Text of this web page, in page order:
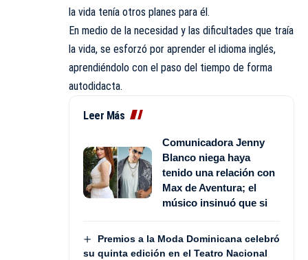
la vida tenía otros planes para él.
En medio de la necesidad y las dificultades que traía
la vida, se esforzó por aprender el idioma inglés,
aprendiéndolo con el paso del tiempo de forma
autodidacta.
Leer Más
Comunicadora Jenny
Blanco niega haya
tenido una relación con
Max de Aventura; el
músico insinuó que si
Premios a la Moda Dominicana celebró
su quinta edición en el Teatro Nacional